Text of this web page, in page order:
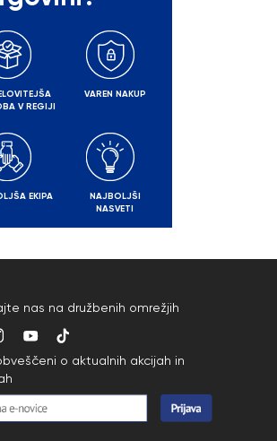
V REGIJI
VAREN NAKUP
EKIPA
NAJBOLJŠI
NASVETI
nas na družbenih omrežjih
o aktualnih akcijah in